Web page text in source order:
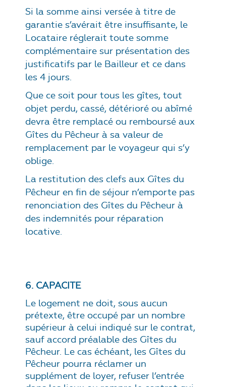
Si la somme ainsi versée à titre de
garantie s’avérait être insuffisante, le
Locataire réglerait toute somme
complémentaire sur présentation des
justificatifs par le Bailleur et ce dans
les4 jours.
Que ce soit pour tous les gîtes, tout
objet perdu, cassé, détérioré ou abîmé
devra être remplacé ou remboursé aux
Gîtes du Pêcheur à sa valeur de
remplacement par le voyageur qui s’y
oblige.
La restitution des clefs aux Gîtes du
Pêcheur en fin de séjour n’emporte pas
renonciation des Gîtes du Pêcheur à
des indemnités pour réparation
locative.
6. CAPACITE
Le logement ne doit, sous aucun
prétexte, être occupé par un nombre
supérieur à celui indiqué sur le contrat,
sauf accord préalable des Gîtes du
Pêcheur. Le cas échéant, les Gîtes du
Pêcheur pourra réclamer un
supplément de loyer, refuser l’entrée